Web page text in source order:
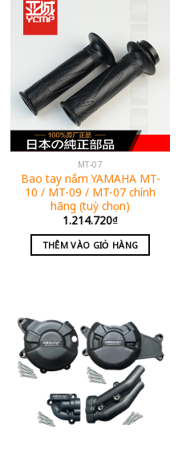
MT-07
Bao tay nắm YAMAHA MT-
10 / MT-09 / MT-07 chính
hãng (tuỳ chọn)
1.214.720₫
THÊM VÀO GIỎ HÀNG